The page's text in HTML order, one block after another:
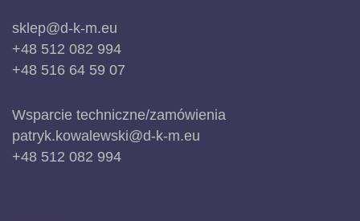
sklep@d-k-m.eu
+48 512 082 994
+48 516 64 59 07
Wsparcie techniczne/zamówienia
patryk.kowalewski@d-k-m.eu
+48 512 082 994